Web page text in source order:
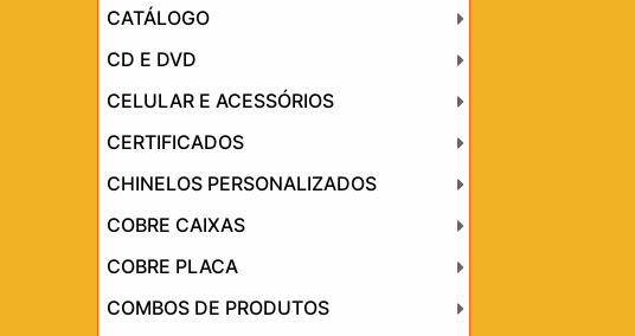
CATÁLOGO
CD E DVD
CELULAR E ACESSÓRIOS
CERTIFICADOS
CHINELOS PERSONALIZADOS
COBRE CAIXAS
COBRE PLACA
COMBOS DE PRODUTOS